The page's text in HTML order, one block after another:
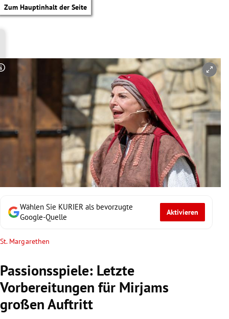
Zum Hauptinhalt der Seite
Untermenü
Untermenü
Untermenü
Untermenü
Untermenü
Wählen Sie KURIER als bevorzugte
Google-Quelle
Aktivieren
St. Margarethen
Passionsspiele: Letzte
Vorbereitungen für Mirjams
großen Auftritt
Copyright-Hinweis öffnen/schließen